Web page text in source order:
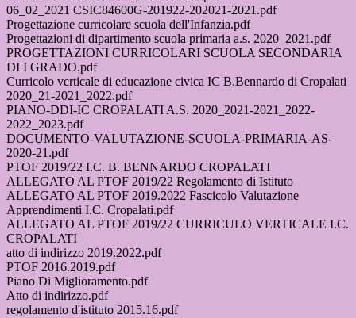
06_02_2021 CSIC84600G-201922-202021-2021.pdf
Progettazione curricolare scuola dell'Infanzia.pdf
Progettazioni di dipartimento scuola primaria a.s. 2020_2021.pdf
PROGETTAZIONI CURRICOLARI SCUOLA SECONDARIA
DI I GRADO.pdf
Curricolo verticale di educazione civica IC B.Bennardo di Cropalati
2020_21-2021_2022.pdf
PIANO-DDI-IC CROPALATI A.S. 2020_2021-2021_2022-
2022_2023.pdf
DOCUMENTO-VALUTAZIONE-SCUOLA-PRIMARIA-AS-
2020-21.pdf
PTOF 2019/22 I.C. B. BENNARDO CROPALATI
ALLEGATO AL PTOF 2019/22 Regolamento di Istituto
ALLEGATO AL PTOF 2019.2022 Fascicolo Valutazione
Apprendimenti I.C. Cropalati.pdf
ALLEGATO AL PTOF 2019/22 CURRICULO VERTICALE I.C.
CROPALATI
atto di indirizzo 2019.2022.pdf
PTOF 2016.2019.pdf
Piano Di Miglioramento.pdf
Atto di indirizzo.pdf
regolamento d'istituto 2015.16.pdf